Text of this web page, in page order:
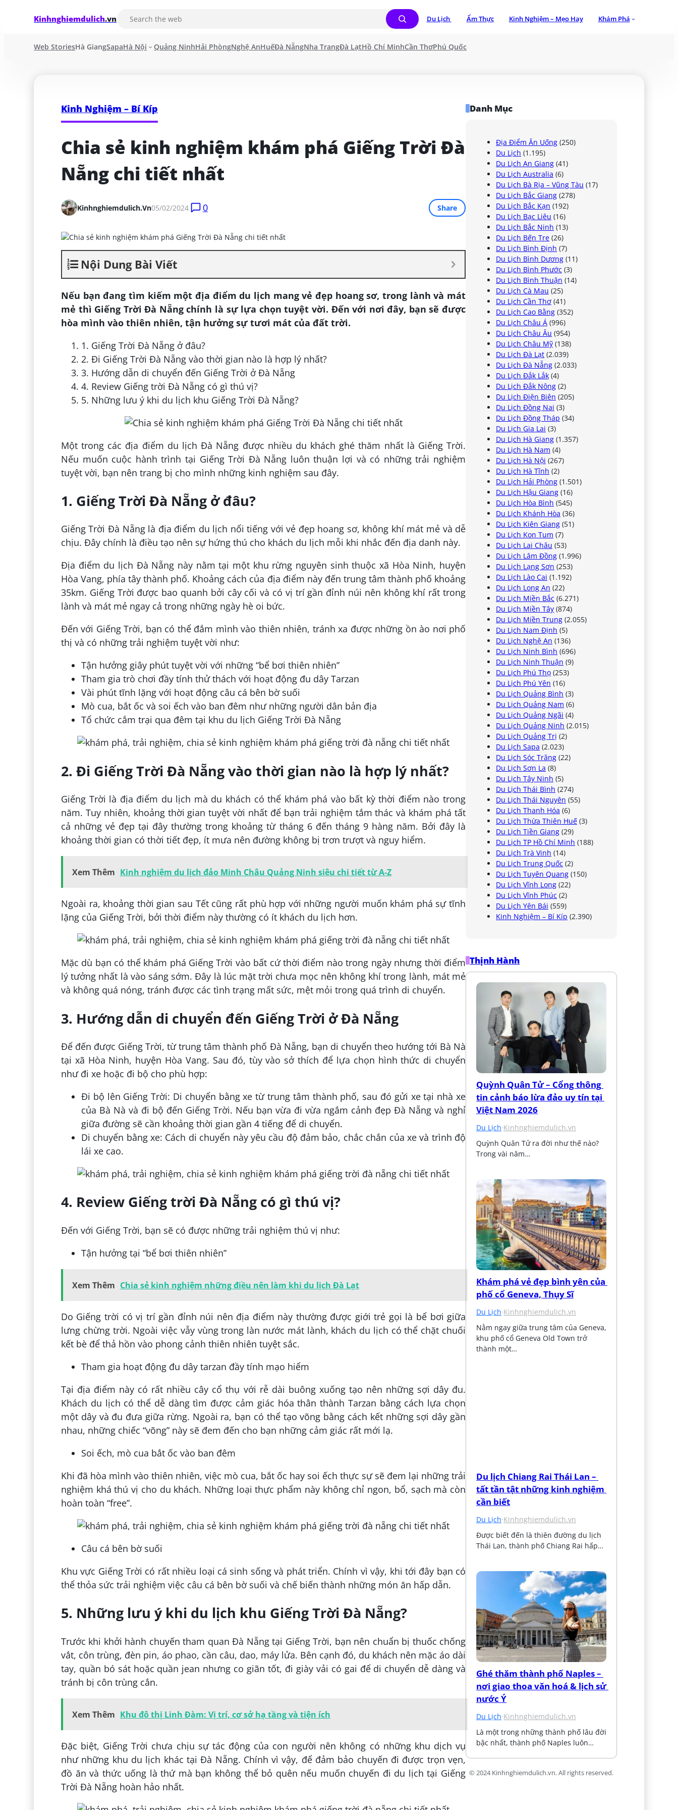
Kinhnghiemdulich.vn Du Lịch Ẩm Thực Kinh Nghiệm – Mẹo Hay Khám Phá
Web StoriesHà GiangSapaHà Nội Quảng NinhHải PhòngNghệ AnHuếĐà NẵngNha TrangĐà LạtHồ Chí MinhCần ThơPhú Quốc
Kinh Nghiệm – Bí Kíp
Chia sẻ kinh nghiệm khám phá Giếng Trời Đà
Nẵng chi tiết nhất
Kinhnghiemdulich.vn05/02/2024 0 Share
Nội Dung Bài Viết
Nếu bạn đang tìm kiếm một địa điểm du lịch mang vẻ đẹp hoang sơ, trong lành và mát
mẻ thì Giếng Trời Đà Nẵng chính là sự lựa chọn tuyệt vời. Đến với nơi đây, bạn sẽ được
hòa mình vào thiên nhiên, tận hưởng sự tươi mát của đất trời.
1. Giếng Trời Đà Nẵng ở đâu?
2. Đi Giếng Trời Đà Nẵng vào thời gian nào là hợp lý nhất?
3. Hướng dẫn di chuyển đến Giếng Trời ở Đà Nẵng
4. Review Giếng trời Đà Nẵng có gì thú vị?
5. Những lưu ý khi du lịch khu Giếng Trời Đà Nẵng?
Một trong các địa điểm du lịch Đà Nẵng được nhiều du khách ghé thăm nhất là Giếng Trời.
Nếu muốn cuộc hành trình tại Giếng Trời Đà Nẵng luôn thuận lợi và có những trải nghiệm
tuyệt vời, bạn nên trang bị cho mình những kinh nghiệm sau đây.
1. Giếng Trời Đà Nẵng ở đâu?
Giếng Trời Đà Nẵng là địa điểm du lịch nổi tiếng với vẻ đẹp hoang sơ, không khí mát mẻ và dễ
chịu. Đây chính là điều tạo nên sự hứng thú cho khách du lịch mỗi khi nhắc đến địa danh này.
Địa điểm du lịch Đà Nẵng này nằm tại một khu rừng nguyên sinh thuộc xã Hòa Ninh, huyện
Hòa Vang, phía tây thành phố. Khoảng cách của địa điểm này đến trung tâm thành phố khoảng
35km. Giếng Trời được bao quanh bởi cây cối và có vị trí gần đỉnh núi nên không khí rất trong
lành và mát mẻ ngay cả trong những ngày hè oi bức.
Đến với Giếng Trời, bạn có thể đắm mình vào thiên nhiên, tránh xa được những ồn ào nơi phố
thị và có những trải nghiệm tuyệt vời như:
Tận hưởng giây phút tuyệt vời với những “bể bơi thiên nhiên”
Tham gia trò chơi đầy tính thử thách với hoạt động đu dây Tarzan
Vài phút tĩnh lặng với hoạt động câu cá bên bờ suối
Mò cua, bắt ốc và soi ếch vào ban đêm như những người dân bản địa
Tổ chức cắm trại qua đêm tại khu du lịch Giếng Trời Đà Nẵng
2. Đi Giếng Trời Đà Nẵng vào thời gian nào là hợp lý nhất?
Giếng Trời là địa điểm du lịch mà du khách có thể khám phá vào bất kỳ thời điểm nào trong
năm. Tuy nhiên, khoảng thời gian tuyệt vời nhất để bạn trải nghiệm tắm thác và khám phá tất
cả những vẻ đẹp tại đây thường trong khoảng từ tháng 6 đến tháng 9 hàng năm. Bởi đây là
khoảng thời gian có thời tiết đẹp, ít mưa nên đường không bị trơn trượt và nguy hiểm.
Xem Thêm Kinh nghiệm du lịch đảo Minh Châu Quảng Ninh siêu chi tiết từ A-Z
Ngoài ra, khoảng thời gian sau Tết cũng rất phù hợp với những người muốn khám phá sự tĩnh
lặng của Giếng Trời, bởi thời điểm này thường có ít khách du lịch hơn.
Mặc dù bạn có thể khám phá Giếng Trời vào bất cứ thời điểm nào trong ngày nhưng thời điểm
lý tưởng nhất là vào sáng sớm. Đây là lúc mặt trời chưa mọc nên không khí trong lành, mát mẻ
và không quá nóng, tránh được các tình trạng mất sức, mệt mỏi trong quá trình di chuyển.
3. Hướng dẫn di chuyển đến Giếng Trời ở Đà Nẵng
Để đến được Giếng Trời, từ trung tâm thành phố Đà Nẵng, bạn di chuyển theo hướng tới Bà Nà
tại xã Hòa Ninh, huyện Hòa Vang. Sau đó, tùy vào sở thích để lựa chọn hình thức di chuyển
như đi xe hoặc đi bộ cho phù hợp:
Đi bộ lên Giếng Trời: Di chuyển bằng xe từ trung tâm thành phố, sau đó gửi xe tại nhà xe
của Bà Nà và đi bộ đến Giếng Trời. Nếu bạn vừa đi vừa ngắm cảnh đẹp Đà Nẵng và nghỉ
giữa đường sẽ cần khoảng thời gian gần 4 tiếng để di chuyển.
Di chuyển bằng xe: Cách di chuyển này yêu cầu độ đảm bảo, chắc chắn của xe và trình độ
lái xe cao.
4. Review Giếng trời Đà Nẵng có gì thú vị?
Đến với Giếng Trời, bạn sẽ có được những trải nghiệm thú vị như:
Tận hưởng tại “bể bơi thiên nhiên”
Xem Thêm Chia sẻ kinh nghiệm những điều nên làm khi du lịch Đà Lạt
Do Giếng trời có vị trí gần đỉnh núi nên địa điểm này thường được giới trẻ gọi là bể bơi giữa
lưng chừng trời. Ngoài việc vẫy vùng trong làn nước mát lành, khách du lịch có thể chặt chuối
kết bè để thả hồn vào phong cảnh thiên nhiên tuyệt sắc.
Tham gia hoạt động đu dây tarzan đầy tính mạo hiểm
Tại địa điểm này có rất nhiều cây cổ thụ với rễ dài buông xuống tạo nên những sợi dây đu.
Khách du lịch có thể dễ dàng tìm được cảm giác hóa thân thành Tarzan bằng cách lựa chọn
một dây và đu đưa giữa rừng. Ngoài ra, bạn có thể tạo võng bằng cách kết những sợi dây gần
nhau, những chiếc “võng” này sẽ đem đến cho bạn những cảm giác rất mới lạ.
Soi ếch, mò cua bắt ốc vào ban đêm
Khi đã hòa mình vào thiên nhiên, việc mò cua, bắt ốc hay soi ếch thực sự sẽ đem lại những trải
nghiệm khá thú vị cho du khách. Những loại thực phẩm này không chỉ ngon, bổ, sạch mà còn
hoàn toàn “free”.
Câu cá bên bờ suối
Khu vực Giếng Trời có rất nhiều loại cá sinh sống và phát triển. Chính vì vậy, khi tới đây bạn có
thể thỏa sức trải nghiệm việc câu cá bên bờ suối và chế biến thành những món ăn hấp dẫn.
5. Những lưu ý khi du lịch khu Giếng Trời Đà Nẵng?
Trước khi khởi hành chuyến tham quan Đà Nẵng tại Giếng Trời, bạn nên chuẩn bị thuốc chống
vắt, côn trùng, đèn pin, áo phao, cần câu, dao, máy lửa. Bên cạnh đó, du khách nên mặc áo dài
tay, quần bó sát hoặc quần jean nhưng co giãn tốt, đi giày vải có gai để di chuyển dễ dàng và
tránh bị côn trùng cắn.
Xem Thêm Khu đô thị Linh Đàm: Vị trí, cơ sở hạ tầng và tiện ích
Đặc biệt, Giếng Trời chưa chịu sự tác động của con người nên không có những khu dịch vụ
như những khu du lịch khác tại Đà Nẵng. Chính vì vậy, để đảm bảo chuyến đi được trọn vẹn,
đồ ăn và thức uống là thứ mà bạn không thể bỏ quên nếu muốn chuyến đi du lịch tại Giếng
Trời Đà Nẵng hoàn hảo nhất.
Danh Mục
Địa Điểm Ăn Uống (250)
Du Lịch (1.195)
Du Lịch An Giang (41)
Du Lịch Australia (6)
Du Lịch Bà Rịa – Vũng Tàu (17)
Du Lịch Bắc Giang (278)
Du Lịch Bắc Kạn (192)
Du Lịch Bạc Liêu (16)
Du Lịch Bắc Ninh (13)
Du Lịch Bến Tre (26)
Du Lịch Bình Định (7)
Du Lịch Bình Dương (11)
Du Lịch Bình Phước (3)
Du Lịch Bình Thuận (14)
Du Lịch Cà Mau (25)
Du Lịch Cần Thơ (41)
Du Lịch Cao Bằng (352)
Du Lịch Châu Á (996)
Du Lịch Châu Âu (954)
Du Lịch Châu Mỹ (138)
Du Lịch Đà Lạt (2.039)
Du Lịch Đà Nẵng (2.033)
Du Lịch Đắk Lắk (4)
Du Lịch Đắk Nông (2)
Du Lịch Điện Biên (205)
Du Lịch Đồng Nai (3)
Du Lịch Đồng Tháp (34)
Du Lịch Gia Lai (3)
Du Lịch Hà Giang (1.357)
Du Lịch Hà Nam (4)
Du Lịch Hà Nội (267)
Du Lịch Hà Tĩnh (2)
Du Lịch Hải Phòng (1.501)
Du Lịch Hậu Giang (16)
Du Lịch Hòa Bình (545)
Du Lịch Khánh Hòa (36)
Du Lịch Kiên Giang (51)
Du Lịch Kon Tum (7)
Du Lịch Lai Châu (53)
Du Lịch Lâm Đồng (1.996)
Du Lịch Lạng Sơn (253)
Du Lịch Lào Cai (1.192)
Du Lịch Long An (22)
Du Lịch Miền Bắc (6.271)
Du Lịch Miền Tây (874)
Du Lịch Miền Trung (2.055)
Du Lịch Nam Định (5)
Du Lịch Nghệ An (136)
Du Lịch Ninh Bình (696)
Du Lịch Ninh Thuận (9)
Du Lịch Phú Thọ (253)
Du Lịch Phú Yên (16)
Du Lịch Quảng Bình (3)
Du Lịch Quảng Nam (6)
Du Lịch Quảng Ngãi (4)
Du Lịch Quảng Ninh (2.015)
Du Lịch Quảng Trị (2)
Du Lịch Sapa (2.023)
Du Lịch Sóc Trăng (22)
Du Lịch Sơn La (8)
Du Lịch Tây Ninh (5)
Du Lịch Thái Bình (274)
Du Lịch Thái Nguyên (55)
Du Lịch Thanh Hóa (6)
Du Lịch Thừa Thiên Huế (3)
Du Lịch Tiền Giang (29)
Du Lịch TP Hồ Chí Minh (188)
Du Lịch Trà Vinh (14)
Du Lịch Trung Quốc (2)
Du Lịch Tuyên Quang (150)
Du Lịch Vĩnh Long (22)
Du Lịch Vĩnh Phúc (2)
Du Lịch Yên Bái (559)
Kinh Nghiệm – Bí Kíp (2.390)
Thịnh Hành
Quỳnh Quân Tử – Cổng thông
tin cảnh báo lừa đảo uy tín tại
Việt Nam 2026
Du Lịch·Kinhnghiemdulich.vn
Quỳnh Quân Tử ra đời như thế nào?
Trong vài năm…
Khám phá vẻ đẹp bình yên của
phố cổ Geneva, Thụy Sĩ
Du Lịch·Kinhnghiemdulich.vn
Nằm ngay giữa trung tâm của Geneva,
khu phố cổ Geneva Old Town trở
thành một…
Du lịch Chiang Rai Thái Lan –
tất tần tật những kinh nghiệm
cần biết
Du Lịch·Kinhnghiemdulich.vn
Được biết đến là thiên đường du lịch
Thái Lan, thành phố Chiang Rai hấp…
Ghé thăm thành phố Naples –
nơi giao thoa văn hoá & lịch sử
nước Ý
Du Lịch·Kinhnghiemdulich.vn
Là một trong những thành phố lâu đời
bậc nhất, thành phố Naples luôn…
© 2024 Kinhnghiemdulich.vn. All rights reserved.